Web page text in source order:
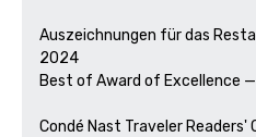
Auszeichnungen für das
2024
Best of Award of Excellence —
Condé Nast Traveler Readers'